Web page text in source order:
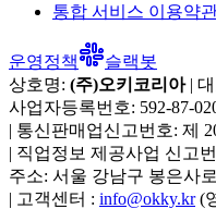
통합 서비스 이용약
운영정책
슬랙봇
상호명: (주)오키코리아|
사업자등록번호: 592-87-
| 통신판매업신고번호: 제
| 직업정보 제공사업 신고
주소: 서울 강남구 봉은사
| 고객센터 : info@okky.kr (